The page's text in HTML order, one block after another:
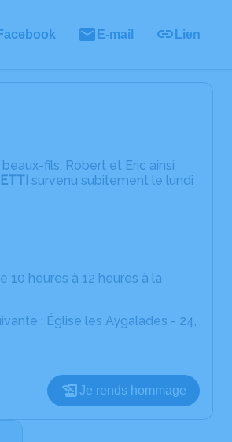
E-mail Lien
fils, Robert et Eric ainsi
survenu subitement le lundi
heures à 12 heures à la
: Église les Aygalades - 24,
Je rends hommage